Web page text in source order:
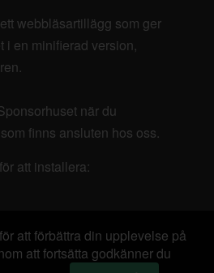
webbläsartillägg som ger
i en minifierad version,
när du
finns ansluten hos oss.
att installera:
att förbättra din upplevelse på
att fortsätta godkänner du